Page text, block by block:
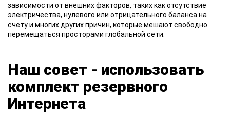
зависимости от внешних факторов, таких как отсутствие
электричества, нулевого или отрицательного баланса на
счету и многих других причин, которые мешают свободно
перемещаться просторами глобальной сети.
Наш совет - использовать
комплект резервного
Интернета